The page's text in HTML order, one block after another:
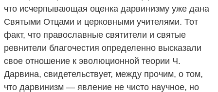
что исчерпывающая оценка дарвинизму уже дана
Святыми Отцами и церковными учителями. Тот
факт, что православные святители и святые
ревнители благочестия определенно высказали
свое отношение к эволюционной теории Ч.
Дарвина, свидетельствует, между прочим, о том,
что дарвинизм — явление не чисто научное, но